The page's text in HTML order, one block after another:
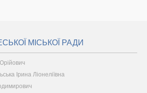
МІСЬКОЇ РАДИ
Ірина Ліонеліївна